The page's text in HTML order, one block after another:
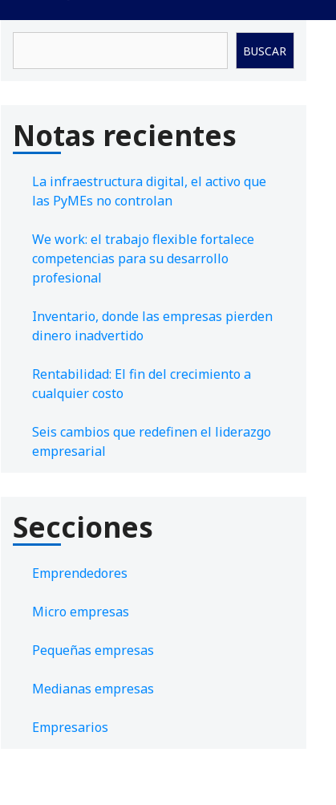
BUSCAR
Notas recientes
La infraestructura digital, el activo que
las PyMEs no controlan
We work: el trabajo flexible fortalece
competencias para su desarrollo
profesional
Inventario, donde las empresas pierden
dinero inadvertido
Rentabilidad: El fin del crecimiento a
cualquier costo
Seis cambios que redefinen el liderazgo
empresarial
Secciones
Emprendedores
Micro empresas
Pequeñas empresas
Medianas empresas
Empresarios